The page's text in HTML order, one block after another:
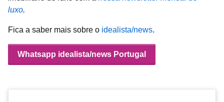
luxo.
Fica a saber mais sobre o idealista/news.
Whatsapp idealista/news Portugal